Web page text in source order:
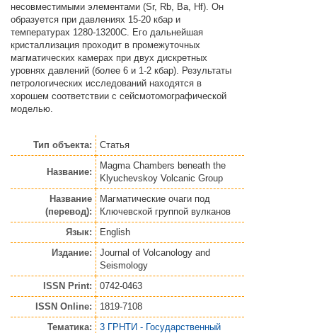
несовместимыми элементами (Sr, Rb, Ba, Hf). Он
образуется при давлениях 15-20 кбар и
температурах 1280-13200С. Его дальнейшая
кристаллизация проходит в промежуточных
магматических камерах при двух дискретных
уровнях давлений (более 6 и 1-2 кбар). Результаты
петрологических исследований находятся в
хорошем соответствии с сейсмотомографической
моделью.
Тип объекта: Статья
Название:
Magma Chambers beneath the
Klyuchevskoy Volcanic Group
Название
(перевод):
Магматические очаги под
Ключевской группой вулканов
Язык:
English
Издание:
Journal of Volcanology and
Seismology
ISSN Print:
0742-0463
ISSN Online:
1819-7108
Тематика:
3 ГРНТИ - Государственный